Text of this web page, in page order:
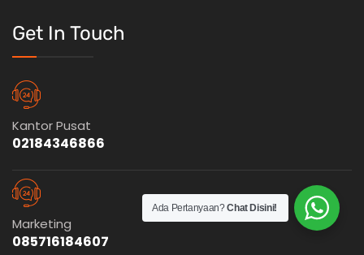
Get In Touch
Kantor Pusat
02184346866
Marketing
085716184607
Ada Pertanyaan?Chat Disini!